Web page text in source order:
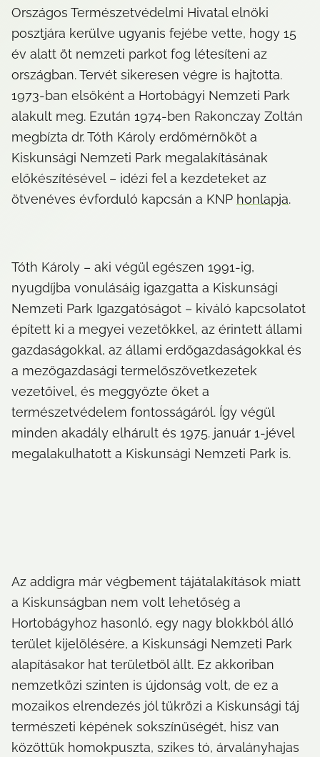
Országos Természetvédelmi Hivatal elnöki
posztjára kerülve ugyanis fejébe vette, hogy 15
év alatt öt nemzeti parkot fog létesíteni az
országban. Tervét sikeresen végre is hajtotta.
1973-ban elsőként a Hortobágyi Nemzeti Park
alakult meg. Ezután 1974-ben Rakonczay Zoltán
megbízta dr. Tóth Károly erdőmérnököt a
Kiskunsági Nemzeti Park megalakításának
előkészítésével – idézi fel a kezdeteket az
ötvenéves évforduló kapcsán a KNP honlapja.
Tóth Károly – aki végül egészen 1991-ig,
nyugdíjba vonulásáig igazgatta a Kiskunsági
Nemzeti Park Igazgatóságot – kiváló kapcsolatot
épített ki a megyei vezetőkkel, az érintett állami
gazdaságokkal, az állami erdőgazdaságokkal és
a mezőgazdasági termelőszövetkezetek
vezetőivel, és meggyőzte őket a
természetvédelem fontosságáról. Így végül
minden akadály elhárult és 1975. január 1-jével
megalakulhatott a Kiskunsági Nemzeti Park is.
Az addigra már végbement tájátalakítások miatt
a Kiskunságban nem volt lehetőség a
Hortobágyhoz hasonló, egy nagy blokkból álló
terület kijelölésére, a Kiskunsági Nemzeti Park
alapításakor hat területből állt. Ez akkoriban
nemzetközi szinten is újdonság volt, de ez a
mozaikos elrendezés jól tükrözi a Kiskunsági táj
természeti képének sokszínűségét, hisz van
közöttük homokpuszta, szikes tó, árvalányhajas